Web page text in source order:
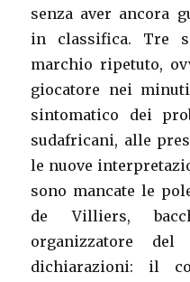
senza aver ancora
in classifica. Tre
marchio ripetuto,
giocatore nei
sintomatico dei
sudafricani, alle
le nuove
sono mancate le
de Villiers,
organizzatore
dichiarazioni: il